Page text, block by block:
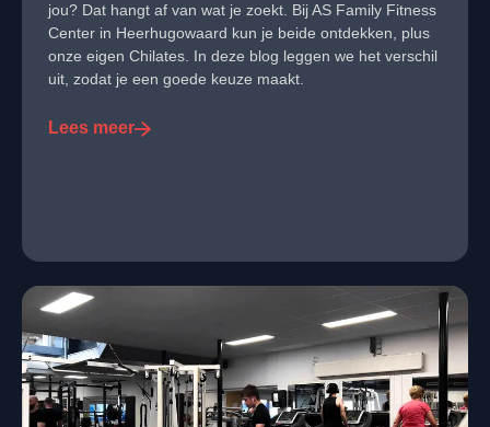
jou? Dat hangt af van wat je zoekt. Bij AS Family Fitness
Center in Heerhugowaard kun je beide ontdekken, plus
onze eigen Chilates. In deze blog leggen we het verschil
uit, zodat je een goede keuze maakt.
Lees meer